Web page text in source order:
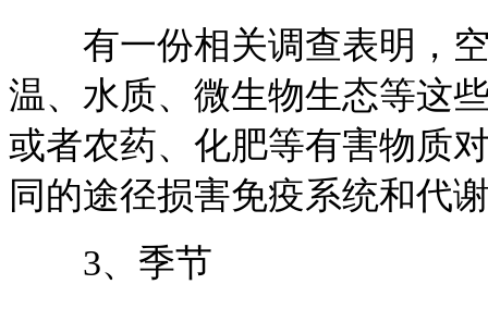
有一份相关调查表明，空
温、水质、微生物生态等这
或者农药、化肥等有害物质
同的途径损害免疫系统和代
3、季节